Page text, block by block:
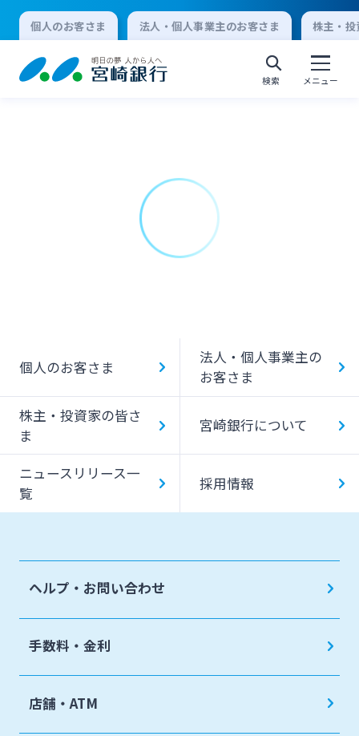
個人のお客さま 法人・個人事業主のお客さま 株主・
検索 メニュー
みやぎんMikatanoシリーズ
ログオン
English
個人のお客さま
個人のお客さま
法人・個人事業主の
お客さま
株主・投資家の皆さ
ま
宮崎銀行について
ニュースリリース一
覧
採用情報
ヘルプ・お問い合わせ
手数料・金利
店舗・ATM